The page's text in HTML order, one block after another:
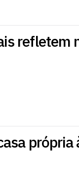
refletem
própria